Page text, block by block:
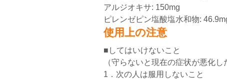
アルジオキサ: 150mg
ピレンゼピン塩酸塩水和物:
使用上の注意
■してはいけないこと
（守らないと現在の症状が悪化
1．次の人は服用しないこと